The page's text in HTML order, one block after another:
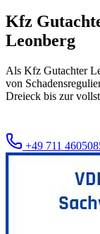
Kfz
Leonberg
Als Kfz Gutachter
von
Dreieck bis zur
+49 711